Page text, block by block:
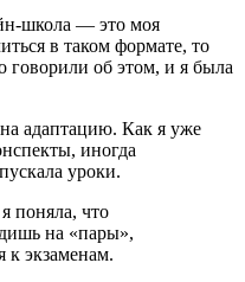
школа — это моя
в таком формате, то
говорили об этом, и я была
адаптацию. Как я уже
иногда
уроки.
поняла, что
на «пары»,
экзаменам.